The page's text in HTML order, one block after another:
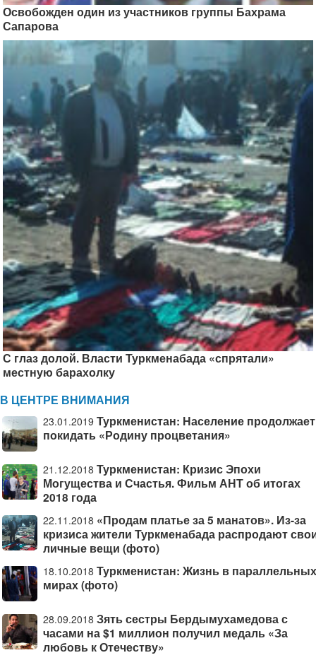
Освобожден один из участников группы Бахрама
Сапарова
С глаз долой. Власти Туркменабада «спрятали»
местную барахолку
В ЦЕНТРЕ ВНИМАНИЯ
23.01.2019 Туркменистан: Население продолжает
покидать «Родину процветания»
21.12.2018 Туркменистан: Кризис Эпохи
Могущества и Счастья. Фильм АНТ об итогах
2018 года
22.11.2018 «Продам платье за 5 манатов». Из-за
кризиса жители Туркменабада распродают
личные вещи (фото)
18.10.2018 Туркменистан: Жизнь в параллельных
мирах (фото)
28.09.2018 Зять сестры Бердымухамедова с
часами на $1 миллион получил медаль «За
любовь к Отечеству»